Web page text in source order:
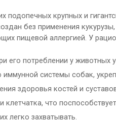
подопечных крупных и
без применения
пищевой аллергией. У
потреблении у животных
системы собак,
здоровья костей и
что
легко захватывать.